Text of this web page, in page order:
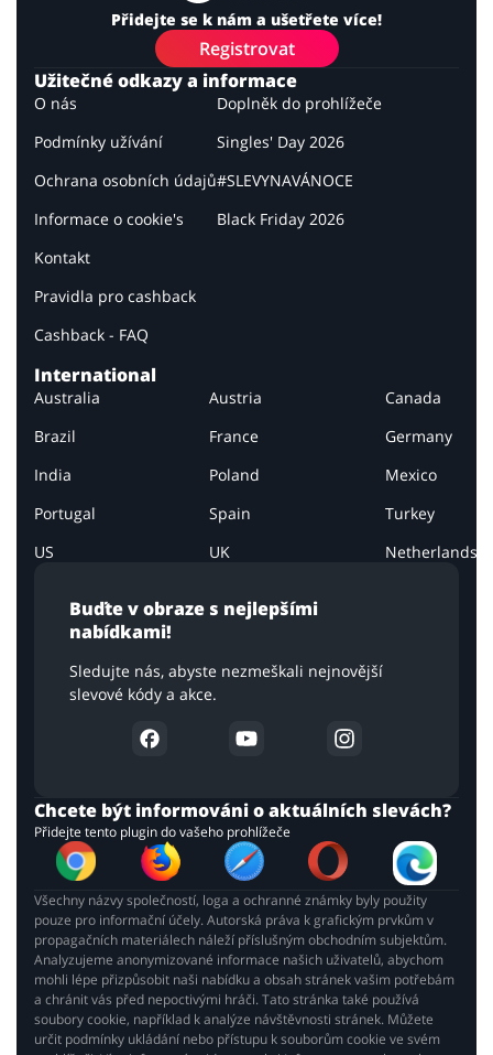
Přidejte se k nám a ušetřete více!
Registrovat
Buďte v obraze s nejlepšími
nabídkami!
Sledujte nás, abyste nezmeškali nejnovější
slevové kódy a akce.
Užitečné odkazy a informace
O nás
Podmínky užívání
Ochrana osobních údajů
Informace o cookie's
Kontakt
Pravidla pro cashback
Cashback - FAQ
Doplněk do prohlížeče
Singles' Day 2026
#SLEVYNAVÁNOCE
Black Friday 2026
International
Australia Austria
Canada
Brazil
France
Germany
India
Poland
Mexico
Portugal
Spain
Turkey
US
UK Netherlands
Chcete být informováni o aktuálních slevách?
Přidejte tento plugin do vašeho prohlížeče
Všechny názvy společností, loga a ochranné známky byly použity
pouze pro informační účely. Autorská práva k grafickým prvkům v
propagačních materiálech náleží příslušným obchodním subjektům.
Analyzujeme anonymizované informace našich uživatelů, abychom
mohli lépe přizpůsobit naši nabídku a obsah stránek vašim potřebám
a chránit vás před nepoctivými hráči. Tato stránka také používá
soubory cookie, například k analýze návštěvnosti stránek. Můžete
určit podmínky ukládání nebo přístupu k souborům cookie ve svém